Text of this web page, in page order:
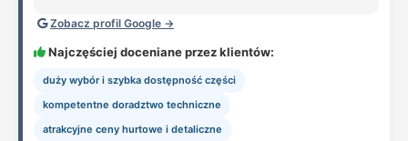
Zobacz profil Google →
Najczęściej doceniane przez klientów:
duży wybór i szybka dostępność części
kompetentne doradztwo techniczne
atrakcyjne ceny hurtowe i detaliczne